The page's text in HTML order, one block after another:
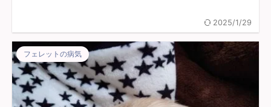
2025/1/29
フェレットの病気